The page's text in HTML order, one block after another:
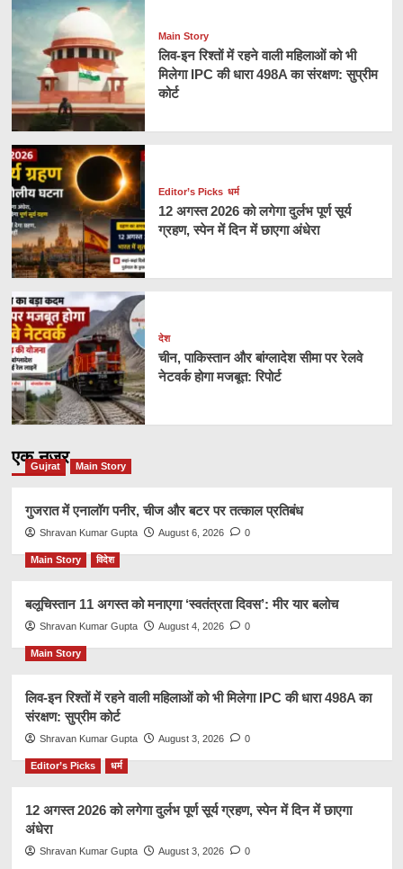
Main Story
लिव-इन रिश्तों में रहने वाली महिलाओं को भी
मिलेगा IPC की धारा 498A का संरक्षण: सुप्रीम
कोर्ट
Editor’s Picks धर्म
12 अगस्त 2026 को लगेगा दुर्लभ पूर्ण सूर्य
ग्रहण, स्पेन में दिन में छाएगा अंधेरा
देश
चीन, पाकिस्तान और बांग्लादेश सीमा पर रेलवे
नेटवर्क होगा मजबूत: रिपोर्ट
एक नज़र
Gujrat Main Story
गुजरात में एनालॉग पनीर, चीज और बटर पर तत्काल प्रतिबंध
Shravan Kumar Gupta August 6, 2026 0
Main Story विदेश
बलूचिस्तान 11 अगस्त को मनाएगा ‘स्वतंत्रता दिवस’: मीर यार बलोच
Shravan Kumar Gupta August 4, 2026 0
Main Story
लिव-इन रिश्तों में रहने वाली महिलाओं को भी मिलेगा IPC की धारा 498A का
संरक्षण: सुप्रीम कोर्ट
Shravan Kumar Gupta August 3, 2026 0
Editor’s Picks धर्म
12 अगस्त 2026 को लगेगा दुर्लभ पूर्ण सूर्य ग्रहण, स्पेन में दिन में छाएगा
अंधेरा
Shravan Kumar Gupta August 3, 2026 0